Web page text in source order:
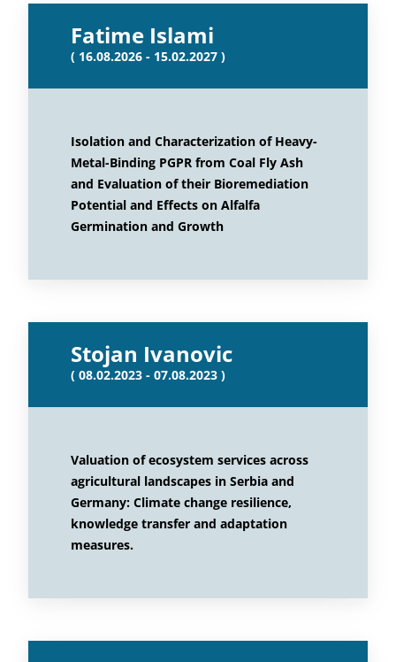
Fatime Islami
( 16.08.2026 - 15.02.2027 )
Isolation and Characterization of Heavy-
Metal-Binding PGPR from Coal Fly Ash
and Evaluation of their Bioremediation
Potential and Effects on Alfalfa
Germination and Growth
Stojan Ivanovic
( 08.02.2023 - 07.08.2023 )
Valuation of ecosystem services across
agricultural landscapes in Serbia and
Germany: Climate change resilience,
knowledge transfer and adaptation
measures.